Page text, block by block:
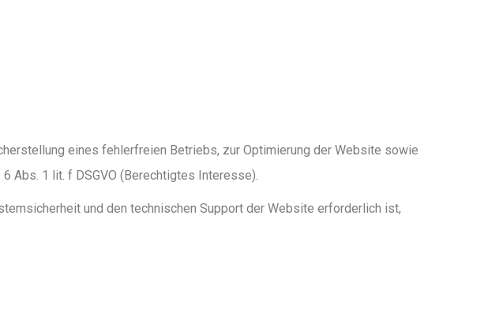
eines fehlerfreien Betriebs, zur Optimierung der Website sowie
Abs. 1 lit. f DSGVO (Berechtigtes Interesse).
und den technischen Support der Website erforderlich ist,